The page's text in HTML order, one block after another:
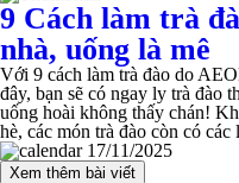
9 Cách làm trà
nhà, uống là mê
Với 9 cách làm trà đào do
đây, bạn sẽ có ngay ly trà đào
uống hoài không thấy chán!
hè, các món trà đào còn có
17/11/2025
Xem thêm bài viết